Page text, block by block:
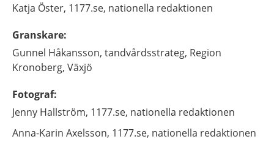
Katja Öster, 1177.se, nationella redaktionen
Granskare:
Gunnel Håkansson, tandvårdsstrateg, Region
Kronoberg, Växjö
Fotograf:
Jenny Hallström, 1177.se, nationella redaktionen
Anna-Karin Axelsson, 1177.se, nationella redaktionen